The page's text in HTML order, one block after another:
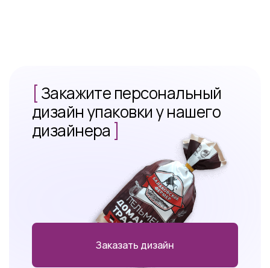
[Закажите персональный
дизайн упаковки у нашего
дизайнера ]
Заказать дизайн